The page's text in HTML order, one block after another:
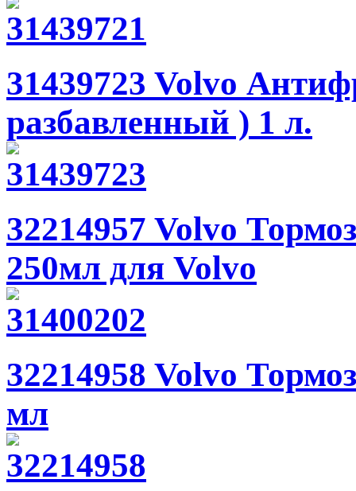
31439723 Volvo
разбавленный ) 1 л.
32214957 Volvo
250мл для Volvo
32214958 Volvo
мл